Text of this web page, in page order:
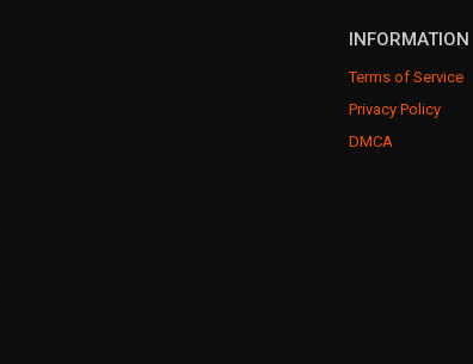
INFORMATION
Terms of Service
Privacy Policy
DMCA